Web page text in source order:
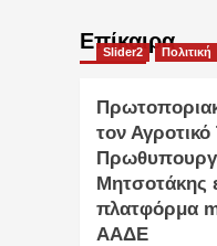
Επίκαιρα
Slider2 Πολιτική
τον
Μητσοτάκης
πλατφόρμα
ΑΑΔΕ